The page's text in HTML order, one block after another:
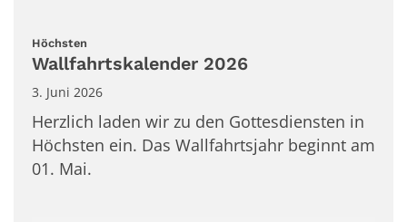
Höchsten
Wallfahrtskalender 2026
3. Juni 2026
Herzlich laden wir zu den Gottesdiensten in
Höchsten ein. Das Wallfahrtsjahr beginnt am
01. Mai.